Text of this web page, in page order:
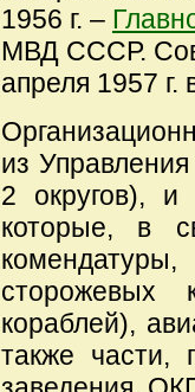
1956 г. –
МВД СССР.
апреля 1957
из
2 округов), и
которые, в
сторожевых
кораблей),
также части,